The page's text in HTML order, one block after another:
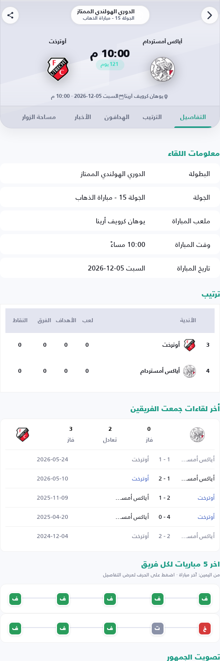
الدوري الهولندي الممتاز
الجولة 15 - مباراة الذهاب
أياكس أمستردام
10:00 م
121 يوم
أوترخت
يوهان كرويف أرينا السبت 05-12-2026 · 10:00 م
التفاصيل الترتيب الهدافون الأخبار مساحة الزوار
معلومات اللقاء
البطولة
الدوري الهولندي الممتاز
الجولة
الجولة 15 - مباراة الذهاب
ملعب المباراة
يوهان كرويف أرينا
وقت المباراة
10:00 مساءً
تاريخ المباراة
السبت 05-12-2026
ترتيب
الأندية لعب الأهداف الفرق النقاط
3 أوترخت 0
0
0
0
4 أياكس أمستردام 0
0
0
0
أخر لقاءات جمعت الفريقين
0
فاز
2
تعادل
3
فاز
أياكس أمستردام 1 - 1 أوترخت
2026-05-24
أياكس أمستردام
1 - 2 أوترخت
2026-05-10
أوترخت
2 - 1 أياكس أمستردام
2025-11-09
أوترخت
4 - 0 أياكس أمستردام
2025-04-20
أياكس أمستردام
2 - 2 أوترخت 2024-12-04
اخر 5 مباريات لكل فريق
من اليمين: آخر مباراة · اضغط على الحرف لعرض التفاصيل
ف ف ف ف ف
خ ت ف ف ف
تصويت الجمهور